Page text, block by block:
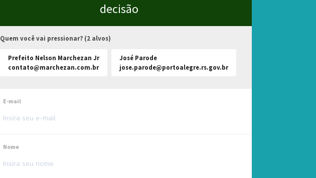
decisão
Quem você vai pressionar? (2 alvos)
Prefeito Nelson Marchezan Jr
contato@marchezan.com.br
José Parode
jose.parode@portoalegre.rs.gov.br
E-mail
Nome